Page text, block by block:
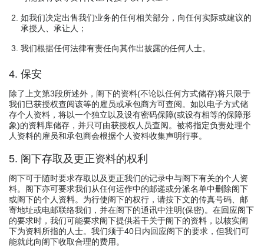
如我们决定出售我们业务的任何相关部分，向任何实际或建议的
承授人、承让人；
我们根据任何法律有责任向其作出披露的任何人士。
4. 保安
除了上文第3段所述外，阁下的资料(不论以任何方式储存)将只限于
我们巳获授权查阅该等的雇员或承包商方可查阅。如以电子方式储
存个人资料，将以一个独立以及设有密码保障(或设有相等的保障形
象)的资料库储存，并只可由获授权人员查阅。被将指定负责处理个
人资料的雇员和承包商会根据个人资料收集声明行事。
5. 阁下存取及更正资料的权利
阁下可于随时要求存取以及更正我们的记录中与阁下有关的个人资
料。阁下亦可要求我们从任何运作中的邮递或分派名单中删除阁下
或阁下的个人资料。为行使阁下的权行，请按下文的传真号码、邮
寄地址或电邮联络我们，并在阁下的通讯中注明(保密)。在回应阁下
的要求时，我们可能要求阁下提供若干关于阁下的资料，以核实阁
下为资料所指的人士。我们须于40日内回应阁下的要求，但我们可
能就此向阁下收取合理的费用。